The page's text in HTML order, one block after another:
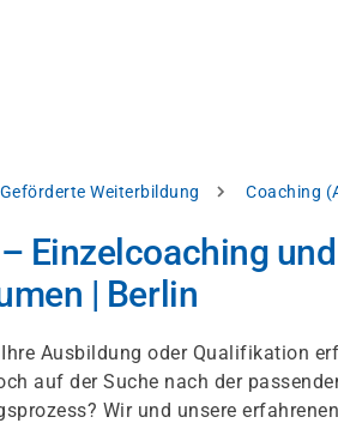
Geförderte Weiterbildung Coaching
– Einzelcoaching
| Berlin
Ausbildung oder Qualifikation
auf der Suche nach der
Wir und unsere